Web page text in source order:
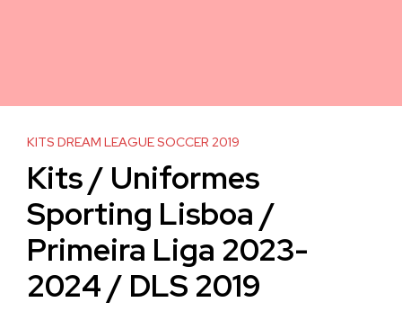
KITS DREAM LEAGUE SOCCER 2019
Kits / Uniformes
Sporting Lisboa /
Primeira Liga 2023-
2024 / DLS 2019